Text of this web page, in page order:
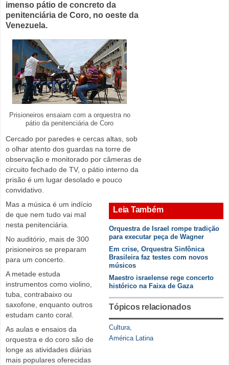
imenso pátio de concreto da
penitenciária de Coro, no oeste da
Venezuela.
Prisioneiros ensaiam com a orquestra no
pátio da penitenciária de Coro
Cercado por paredes e cercas altas, sob
o olhar atento dos guardas na torre de
observação e monitorado por câmeras de
circuito fechado de TV, o pátio interno da
prisão é um lugar desolado e pouco
convidativo.
Leia Também
Orquestra de Israel rompe tradição
para executar peça de Wagner
Em crise, Orquestra Sinfônica
Brasileira faz testes com novos
músicos
Maestro israelense rege concerto
histórico na Faixa de Gaza
Tópicos relacionados
Cultura
América Latina
Mas a música é um indício
de que nem tudo vai mal
nesta penitenciária.
No auditório, mais de 300
prisioneiros se preparam
para um concerto.
A metade estuda
instrumentos como violino,
tuba, contrabaixo ou
saxofone, enquanto outros
estudam canto coral.
As aulas e ensaios da
orquestra e do coro são de
longe as atividades diárias
mais populares oferecidas